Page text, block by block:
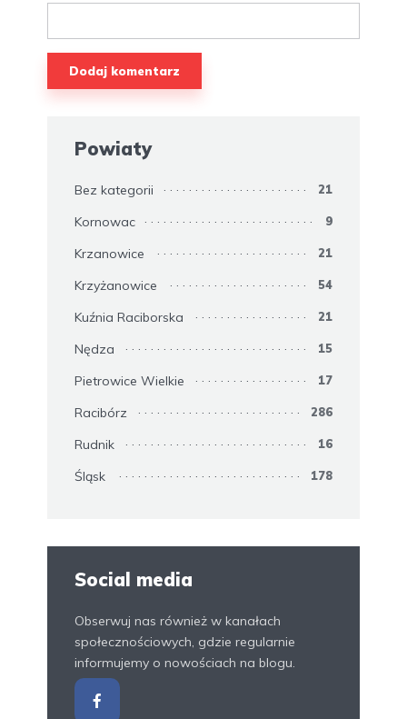
Powiaty
Bez kategorii 21
Kornowac 9
Krzanowice 21
Krzyżanowice 54
Kuźnia Raciborska 21
Nędza 15
Pietrowice Wielkie 17
Racibórz 286
Rudnik 16
Śląsk 178
Social media
Obserwuj nas również w kanałach
społecznościowych, gdzie regularnie
informujemy o nowościach na blogu.